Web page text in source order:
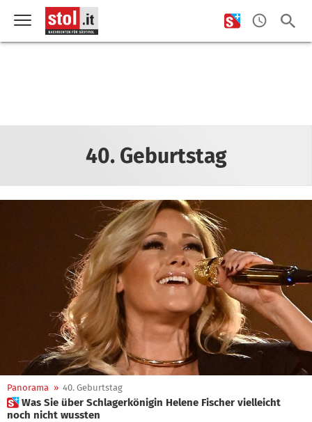
40. Geburtstag
Panorama » 40. Geburtstag
 Was Sie über Schlagerkönigin Helene Fischer vielleicht
noch nicht wussten